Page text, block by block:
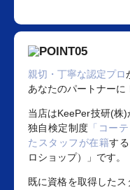
親切・丁寧な認定プロ
あなたのパートナーに
当店はKeePer技研(株
独自検定制度 「コー
たスタッフが在籍す
ロショップ）」です。
既に資格を取得した